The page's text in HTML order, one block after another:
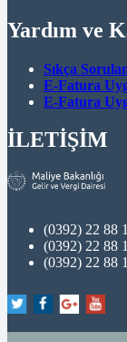
Yardım ve
Sıkça
E-Fatura
E-Fatura
İLETİŞİM
(0392) 22 88
(0392) 22 88
(0392) 22 88